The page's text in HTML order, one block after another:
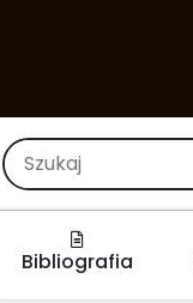
Bibliografia